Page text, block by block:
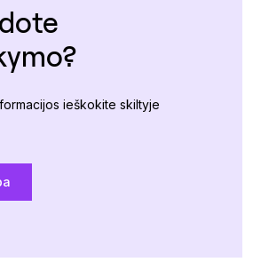
ieškokite skiltyje